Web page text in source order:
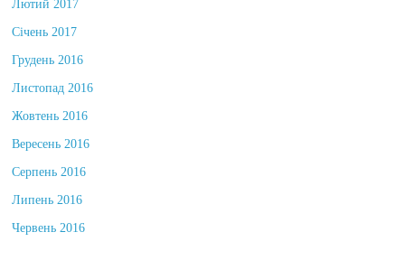
Лютий 2017
Січень 2017
Грудень 2016
Листопад 2016
Жовтень 2016
Вересень 2016
Серпень 2016
Липень 2016
Червень 2016